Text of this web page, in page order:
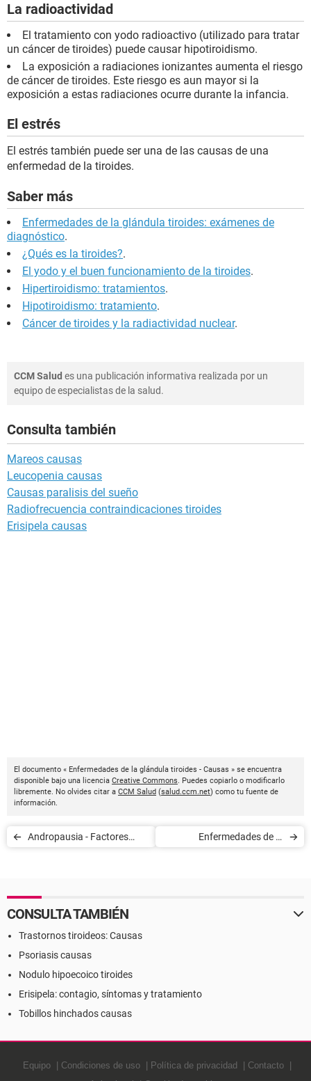
La radioactividad
El tratamiento con yodo radioactivo (utilizado para tratar
un cáncer de tiroides) puede causar hipotiroidismo.
La exposición a radiaciones ionizantes aumenta el riesgo
de cáncer de tiroides. Este riesgo es aun mayor si la
exposición a estas radiaciones ocurre durante la infancia.
El estrés
El estrés también puede ser una de las causas de una
enfermedad de la tiroides.
Saber más
Enfermedades de la glándula tiroides: exámenes de
diagnóstico.
¿Qués es la tiroides?.
El yodo y el buen funcionamiento de la tiroides.
Hipertiroidismo: tratamientos.
Hipotiroidismo: tratamiento.
Cáncer de tiroides y la radiactividad nuclear.
CCM Salud es una publicación informativa realizada por un
equipo de especialistas de la salud.
Consulta también
Mareos causas
Leucopenia causas
Causas paralisis del sueño
Radiofrecuencia contraindicaciones tiroides
Erisipela causas
El documento « Enfermedades de la glándula tiroides - Causas » se encuentra
disponible bajo una licencia Creative Commons. Puedes copiarlo o modificarlo
libremente. No olvides citar a CCM Salud (salud.ccm.net) como tu fuente de
información.
Andropausia - Factores
Enfermedades de la
CONSULTA TAMBIÉN
Trastornos tiroideos: Causas
Psoriasis causas
Nodulo hipoecoico tiroides
Erisipela: contagio, síntomas y tratamiento
Tobillos hinchados causas
Equipo Condiciones de uso Política de privacidad
Contacto